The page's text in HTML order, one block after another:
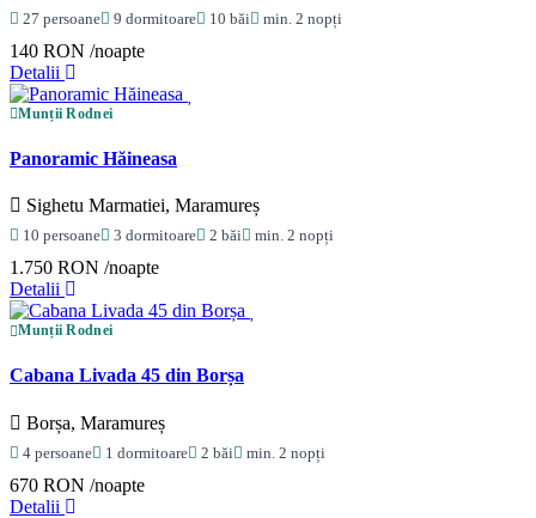
27 persoane 9 dormitoare 10 băi min. 2 nopți
140 RON /noapte
Detalii
Munții Rodnei
Panoramic Hăineasa
Sighetu Marmatiei, Maramureș
10 persoane 3 dormitoare 2 băi min. 2 nopți
1.750 RON /noapte
Detalii
Munții Rodnei
Cabana Livada 45 din Borșa
Borșa, Maramureș
4 persoane 1 dormitoare 2 băi min. 2 nopți
670 RON /noapte
Detalii